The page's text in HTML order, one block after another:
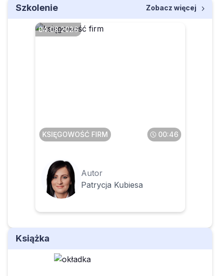
Szkolenie Zobacz więcej
04.08.2026
KSIĘGOWOŚĆ FIRM 00:46
Autor
Patrycja Kubiesa
Książka